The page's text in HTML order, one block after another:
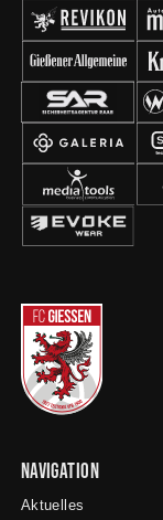
Navigation
Aktuelles